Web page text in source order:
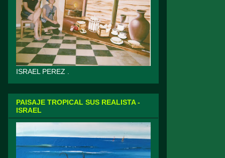
ISRAEL PEREZ .
PAISAJE TROPICAL SUS REALISTA -
ISRAEL